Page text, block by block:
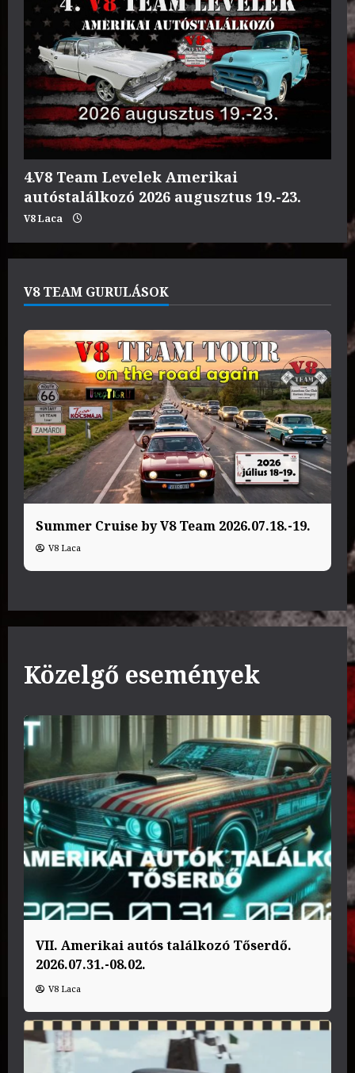
4.V8 Team Levelek Amerikai
autóstalálkozó 2026 augusztus 19.-23.
V8 Laca
V8 TEAM GURULÁSOK
Summer Cruise by V8 Team 2026.07.18.-19.
V8 Laca
Közelgő események
VII. Amerikai autós találkozó Tőserdő.
2026.07.31.-08.02.
V8 Laca